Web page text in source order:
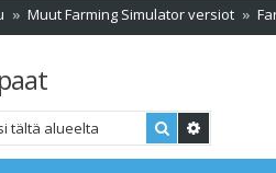
Muut Farming Simulator versiot
Etsi